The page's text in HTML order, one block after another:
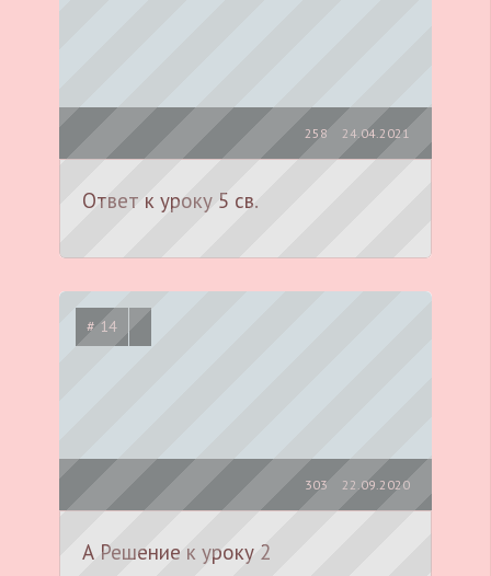
24.04.2021
258
Ответ к уроку 5 св.
# 14
22.09.2020
303
А Решение к уроку 2